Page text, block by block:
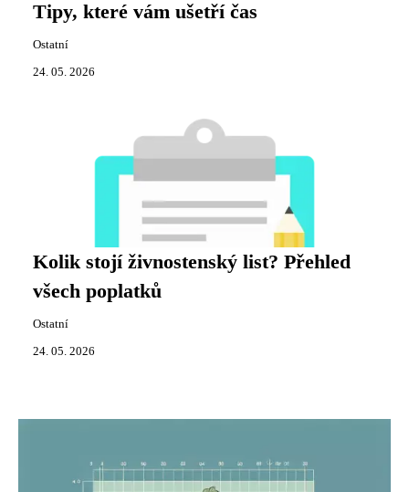
Tipy, které vám ušetří čas
Ostatní
24. 05. 2026
Kolik stojí živnostenský list? Přehled
všech poplatků
Ostatní
24. 05. 2026